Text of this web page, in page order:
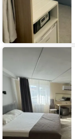
Спа-